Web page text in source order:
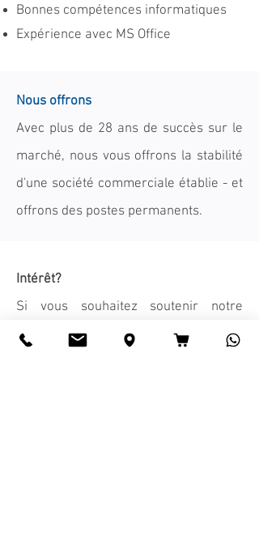
Bonnes compétences informatiques
Expérience avec MS Office
Nous offrons
Avec plus de 28 ans de succès sur le
marché, nous vous offrons la stabilité
d'une société commerciale établie - et
offrons des postes permanents.
Intérêt?
Si vous souhaitez soutenir notre
équipe avec vos talents, nous